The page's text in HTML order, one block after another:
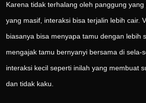
Karena tidak terhalang oleh panggung
yang masif, interaksi bisa terjalin lebih cair.
biasanya bisa menyapa tamu dengan lebih
mengajak tamu bernyanyi bersama di sela-
interaksi kecil seperti inilah yang membuat
dan tidak kaku.